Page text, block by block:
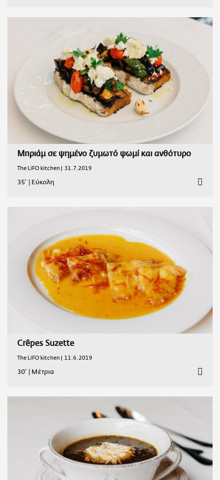
Μπριάμ σε ψημένο ζυμωτό ψωμί και ανθότυρο
The LiFO kitchen | 31.7.2019
35' Εύκολη
Crêpes Suzette
The LiFO kitchen | 11.6.2019
30' | Μέτρια